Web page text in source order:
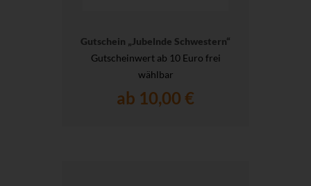
Gutschein „Jubelnde Schwestern“
Gutscheinwert ab 10 Euro frei
wählbar
ab 10,00 €